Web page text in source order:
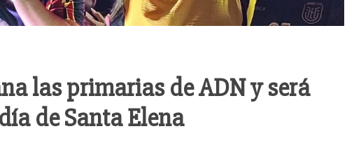
las primarias de ADN y será
de Santa Elena